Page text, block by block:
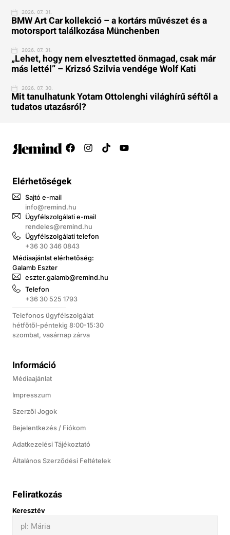
2026. 07. 31.
BMW Art Car kollekció – a kortárs művészet és a
motorsport találkozása Münchenben
2026. 07. 31.
„Lehet, hogy nem elvesztetted önmagad, csak már
más lettél” – Krizsó Szilvia vendége Wolf Kati
2026. 07. 30.
Mit tanulhatunk Yotam Ottolenghi világhírű séftől a
tudatos utazásról?
Elérhetőségek
Sajtó e-mail
info@remind.hu
Ügyfélszolgálati e-mail
rendeles@remind.hu
Ügyfélszolgálati telefon
+36 30 346 0843
Médiaajánlat elérhetőség:
Galamb Eszter
eszter.galamb@remind.hu
Telefon
+36 30 525 1793
Telefonos ügyfélszolgálat
hétfőtől-péntekig 8:00-15:30
szombat, vasárnap zárva
Információ
Médiaajánlat
Impresszum
Szerzői Jogok
Bejelentkezés / Fiókom
Adatkezelési Tájékoztató
Általános Szerződési Feltételek
Feliratkozás
Keresztév